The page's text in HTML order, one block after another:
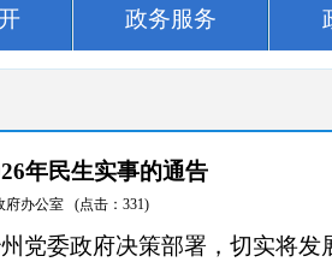
政务服务
年民生实事的通告
府办公室 (点击： 331)
党委政府决策部署，切实将